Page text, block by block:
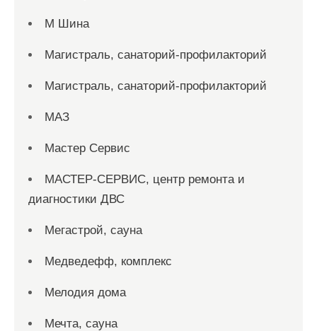
М Шина
Магистраль, санаторий-профилакторий
Магистраль, санаторий-профилакторий
МАЗ
Мастер Сервис
МАСТЕР-СЕРВИС, центр ремонта и
диагностики ДВС
Мегастрой, сауна
Медведефф, комплекс
Мелодия дома
Мечта, сауна